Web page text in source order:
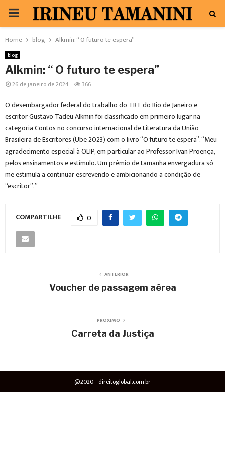
PRIMARY
MENU
Home blog Alkmin: “ O futuro te espera”
blog
Alkmin: “ O futuro te espera”
26 de janeiro de 2024 366
O desembargador federal do trabalho do TRT do Rio de Janeiro e
escritor Gustavo Tadeu Alkmin foi classificado em primeiro lugar na
categoria Contos no concurso internacional de Literatura da União
Brasileira de Escritores (Ube 2023) com o livro “O futuro te espera”. “Meu
agradecimento especial à OLIP, em particular ao Professor Ivan Proença,
pelos ensinamentos e estímulo. Um prêmio de tamanha envergadura só
me estimula a continuar escrevendo e ambicionando a condição de
“escritor”.”
COMPARTILHE 0
ANTERIOR
Voucher de passagem aérea
PRÓXIMO
Carreta da Justiça
@2020 - direitoglobal.com.br